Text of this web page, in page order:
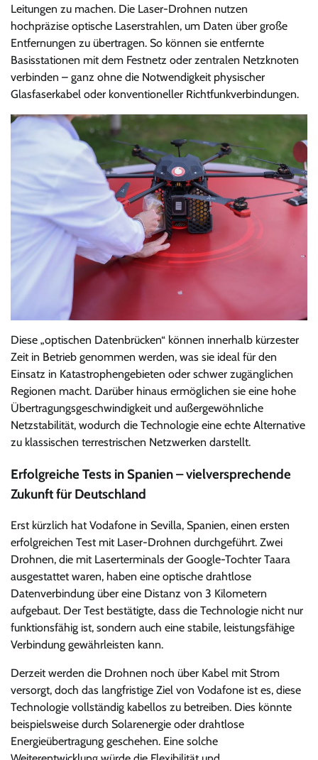
Leitungen zu machen. Die Laser-Drohnen nutzen
hochpräzise optische Laserstrahlen, um Daten über große
Entfernungen zu übertragen. So können sie entfernte
Basisstationen mit dem Festnetz oder zentralen Netzknoten
verbinden – ganz ohne die Notwendigkeit physischer
Glasfaserkabel oder konventioneller Richtfunkverbindungen.
Diese „optischen Datenbrücken“ können innerhalb kürzester
Zeit in Betrieb genommen werden, was sie ideal für den
Einsatz in Katastrophengebieten oder schwer zugänglichen
Regionen macht. Darüber hinaus ermöglichen sie eine hohe
Übertragungsgeschwindigkeit und außergewöhnliche
Netzstabilität, wodurch die Technologie eine echte Alternative
zu klassischen terrestrischen Netzwerken darstellt.
Erfolgreiche Tests in Spanien – vielversprechende
Zukunft für Deutschland
Erst kürzlich hat Vodafone in Sevilla, Spanien, einen ersten
erfolgreichen Test mit Laser-Drohnen durchgeführt. Zwei
Drohnen, die mit Laserterminals der Google-Tochter Taara
ausgestattet waren, haben eine optische drahtlose
Datenverbindung über eine Distanz von 3 Kilometern
aufgebaut. Der Test bestätigte, dass die Technologie nicht nur
funktionsfähig ist, sondern auch eine stabile, leistungsfähige
Verbindung gewährleisten kann.
Derzeit werden die Drohnen noch über Kabel mit Strom
versorgt, doch das langfristige Ziel von Vodafone ist es, diese
Technologie vollständig kabellos zu betreiben. Dies könnte
beispielsweise durch Solarenergie oder drahtlose
Energieübertragung geschehen. Eine solche